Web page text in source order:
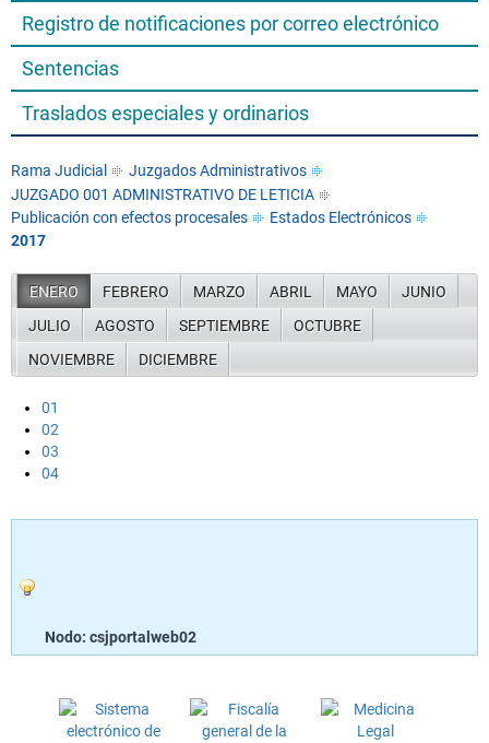
Registro de notificaciones por correo electrónico
Sentencias
Traslados especiales y ordinarios
Rama Judicial
Juzgados Administrativos
JUZGADO 001 ADMINISTRATIVO DE LETICIA
Publicación con efectos procesales
Estados Electrónicos
2017
ENERO FEBRERO MARZO ABRIL MAYO
JUNIO
JULIO
AGOSTO SEPTIEMBRE
OCTUBRE
NOVIEMBRE
DICIEMBRE
01
02
03
04
Nodo: csjportalweb02